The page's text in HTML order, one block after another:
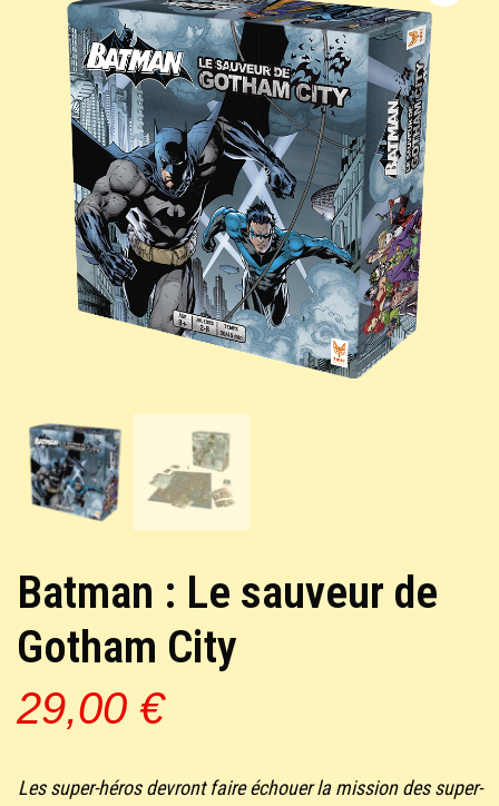
Batman : Le sauveur de
Gotham City
29,00 €
Les super-héros devront faire échouer la mission des super-